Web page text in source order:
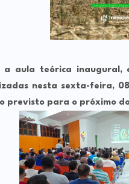
aula teórica inaugural,
nesta sexta-feira,
previsto para o próximo